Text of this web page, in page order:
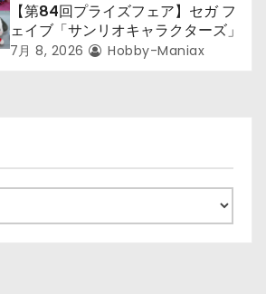
【第84回プライズフェア】セガ フ
ェイブ「サンリオキャラクターズ」
7月 8, 2026 Hobby-Maniax